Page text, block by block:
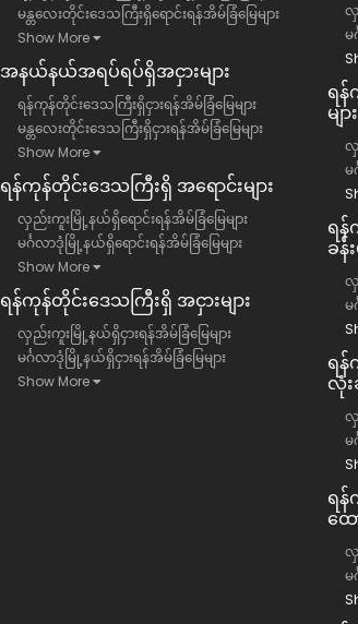
မန္တလေးတိုင်းဒေသကြီးရှိရောင်းရန်အိမ်ခြံမြေများ
Show More
အနယ်နယ်အရပ်ရပ်ရှိအငှားများ
ရန်ကုန်တိုင်းဒေသကြီးရှိငှားရန်အိမ်ခြံမြေများ
မန္တလေးတိုင်းဒေသကြီးရှိငှားရန်အိမ်ခြံမြေများ
Show More
ရန်​ကုန်တိုင်းဒေသကြီး​ရှိ အရောင်းများ
လှည်းကူးမြို့နယ်ရှိရောင်းရန်အိမ်ခြံမြေများ
မင်္ဂလာဒုံမြို့နယ်ရှိရောင်းရန်အိမ်ခြံမြေများ
Show More
ရန်​ကုန်တိုင်းဒေသကြီး​ရှိ အငှားများ
လှည်းကူးမြို့နယ်ရှိငှားရန်အိမ်ခြံမြေများ
မင်္ဂလာဒုံမြို့နယ်ရှိငှားရန်အိမ်ခြံမြေများ
Show More
လှ
မ
ရန်
များ
လှ
မ
ရန်
ခန်း
လှ
မ
ရန်
လုံး
လှ
မ
ရန်
ထေ
လှ
မ